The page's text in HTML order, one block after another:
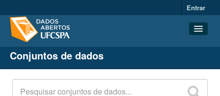
Entrar
Conjuntos de dados
Organizações
Grupos
Conjuntos de dados